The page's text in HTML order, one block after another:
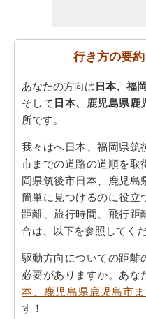
行き方の要
あなたの方向は 日本、福
そして 日本、鹿児島県鹿
所です。
我々はへ日本、福岡県筑
市までの道路の道順を取
岡県筑後市日本、鹿児島
簡単に見つけるのに役立
距離、旅行時間、飛行距
合は、以下を参照してくだ
駆動方向についての距離
必要がありますか。あな
本、鹿児島県鹿児島市
す！